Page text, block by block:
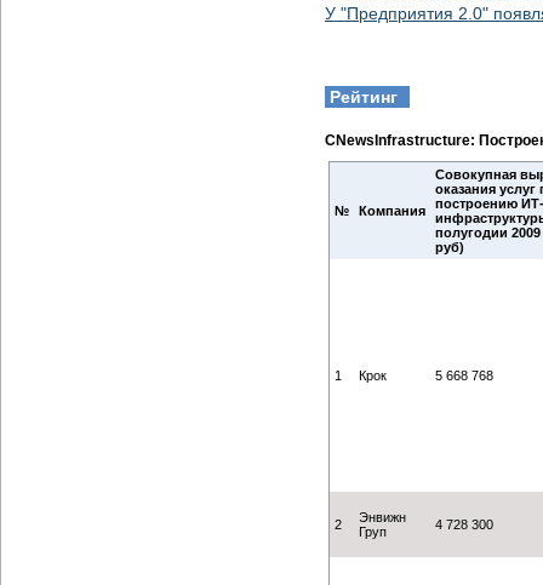
У "Предприятия 2.0"
Рейтинг
CNewsInfrastructure:
№ Компания
Совокупная
оказания услуг
построению ИТ-
полугодии 2009
руб)
1 Крок 5 668 768
2
Энвижн
Груп
4 728 300